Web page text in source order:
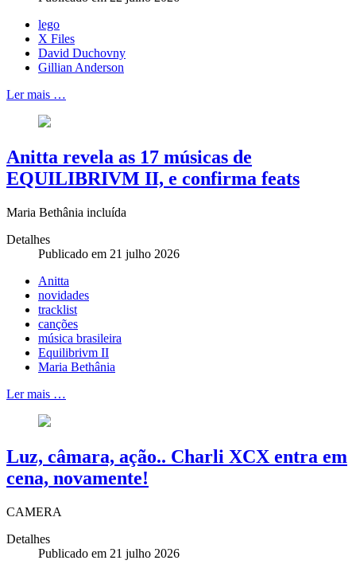
lego
X Files
David Duchovny
Gillian Anderson
Ler mais …
Anitta revela as 17 músicas de
EQUILIBRIVM II, e confirma feats
Maria Bethânia incluída
Detalhes
Publicado em 21 julho 2026
Anitta
novidades
tracklist
canções
música brasileira
Equilibrivm II
Maria Bethânia
Ler mais …
Luz, câmara, ação.. Charli XCX entra em
cena, novamente!
CAMERA
Detalhes
Publicado em 21 julho 2026